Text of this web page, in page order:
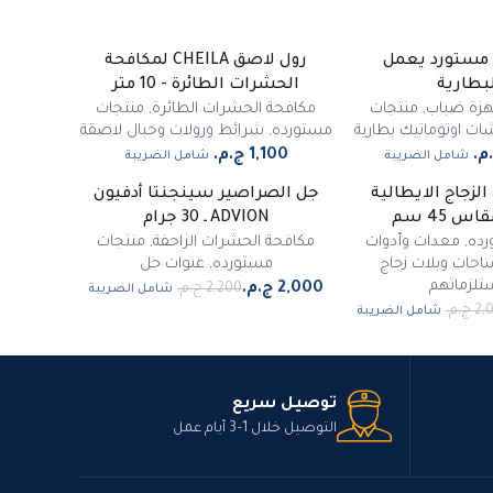
جهاز ULV مستورد يعمل
ضباب, منتجات
اوتوماتيك بطارية
شامل الضريبة
رول لاصق CHEILA لمكافحة
الحشرات الطائرة - 10 متر
مكافحة الحشرات الطائرة, منتجات
مستورده, شرائط ورولات وحبال لاصقة
شامل الضريبة
الايطالية
, معدات وأدوات
وبلات زجاج
شامل الضريبة
-9 %
جل الصراصير سينجنتا أدفيون
ADVION ـ 30 جرام
مكافحة الحشرات الزاحفة, منتجات
مستورده,عبوات جل
شامل الضريبة
توصيل سريع
التوصيل خلال 1–3 أيام عمل